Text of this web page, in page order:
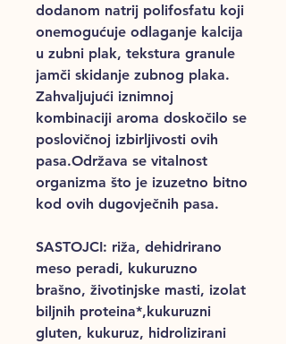
dodanom natrij polifosfatu koji
onemogućuje odlaganje kalcija
u zubni plak, tekstura granule
jamči skidanje zubnog plaka.
Zahvaljujući iznimnoj
kombinaciji aroma doskočilo se
poslovičnoj izbirljivosti ovih
pasa.Održava se vitalnost
organizma što je izuzetno bitno
kod ovih dugovječnih pasa.
SASTOJCI: riža, dehidrirano
meso peradi, kukuruzno
brašno, životinjske masti, izolat
biljnih proteina*,kukuruzni
gluten, kukuruz, hidrolizirani